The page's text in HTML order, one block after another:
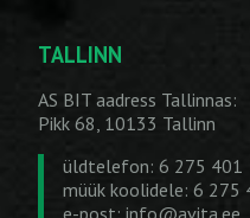
TALLINN
AS BIT aadress Tallinnas:
Pikk 68, 10133 Tallinn
üldtelefon: 6 275 401
müük koolidele: 6 275